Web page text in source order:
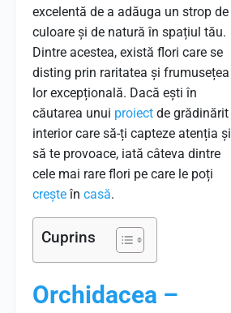
excelentă de a adăuga un strop de
culoare și de natură în spațiul tău.
Dintre acestea, există flori care se
disting prin raritatea și frumusețea
lor excepțională. Dacă ești în
căutarea unui proiect de grădinărit
interior care să-ți capteze atenția și
să te provoace, iată câteva dintre
cele mai rare flori pe care le poți
creșteîn casă.
Cuprins
Orchidacea –